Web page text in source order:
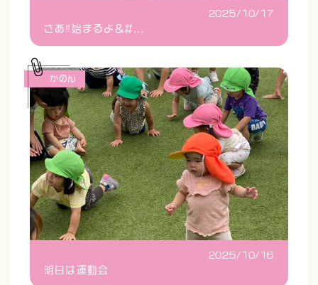
2025/10/17
さあ‼️始まるよ&#...
2025/10/16
明日は運動会
かのん